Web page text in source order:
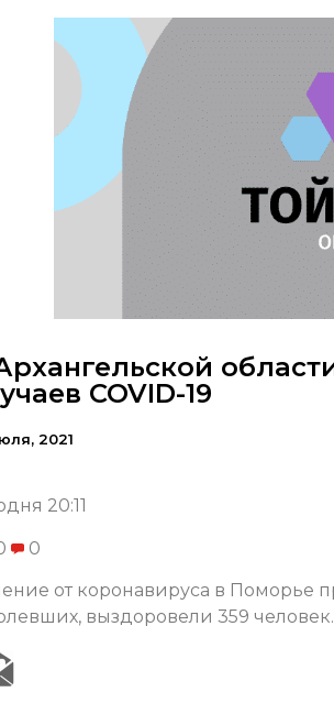
COVID-19
2021
20:11
0
от коронавируса в Поморье
выздоровели 359 человек.